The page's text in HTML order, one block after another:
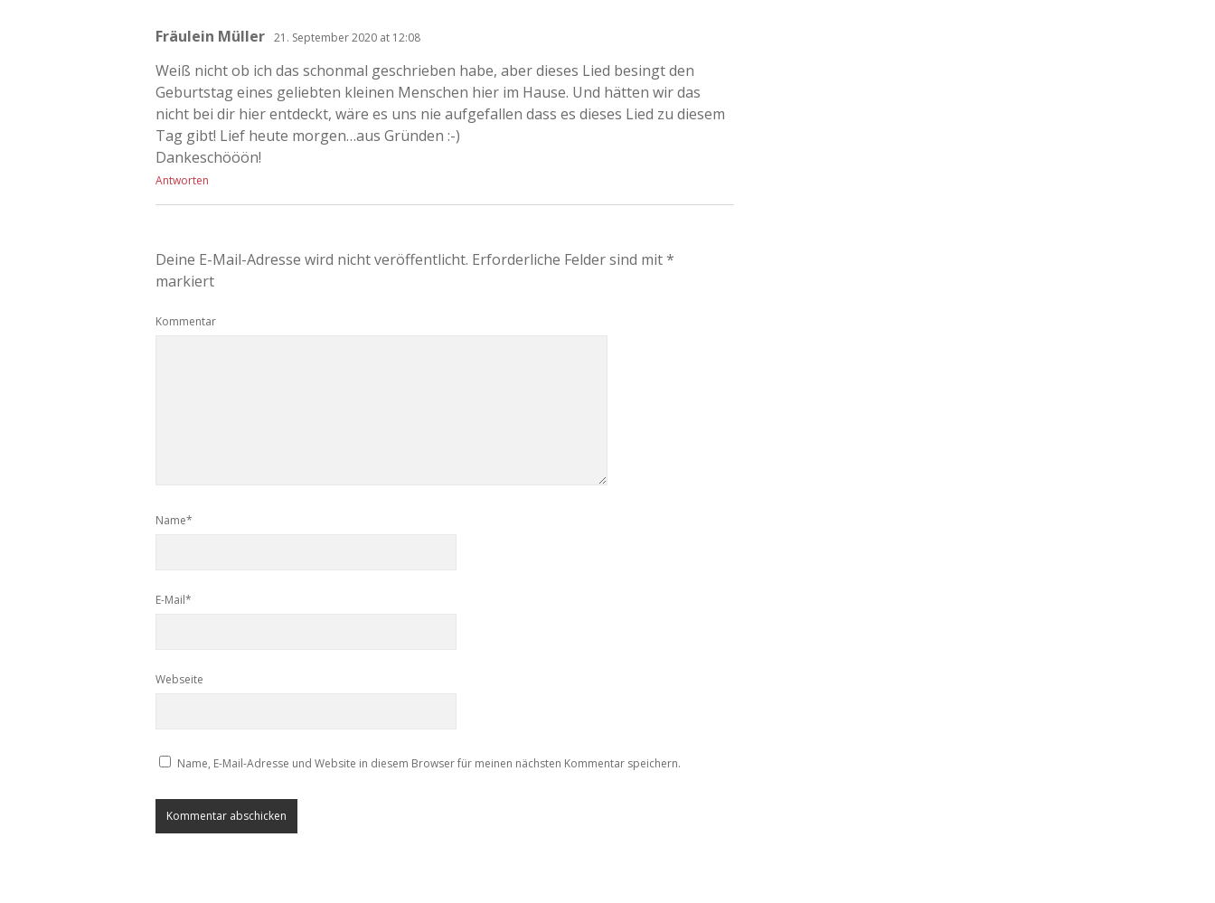
Fräulein Müller 21. September 2020 at 12:08
Weiß nicht ob ich das schonmal geschrieben habe, aber dieses Lied besingt den
Geburtstag eines geliebten kleinen Menschen hier im Hause. Und hätten wir das
nicht bei dir hier entdeckt, wäre es uns nie aufgefallen dass es dieses Lied zu diesem
Tag gibt! Lief heute morgen…aus Gründen :-)
Dankeschööön!
Antworten
Deine E-Mail-Adresse wird nicht veröffentlicht. Erforderliche Felder sind mit*
markiert
Kommentar
Name*
E-Mail*
Webseite
Name, E-Mail-Adresse und Website in diesem Browser für meinen nächsten Kommentar speichern.